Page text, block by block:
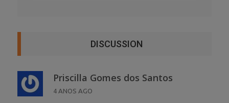
DISCUSSION
Priscilla Gomes dos Santos
4 ANOS AGO